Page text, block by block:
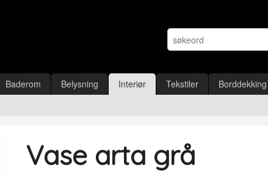
Baderom Belysning Interiør Tekstiler Borddekking
Vase arta grå